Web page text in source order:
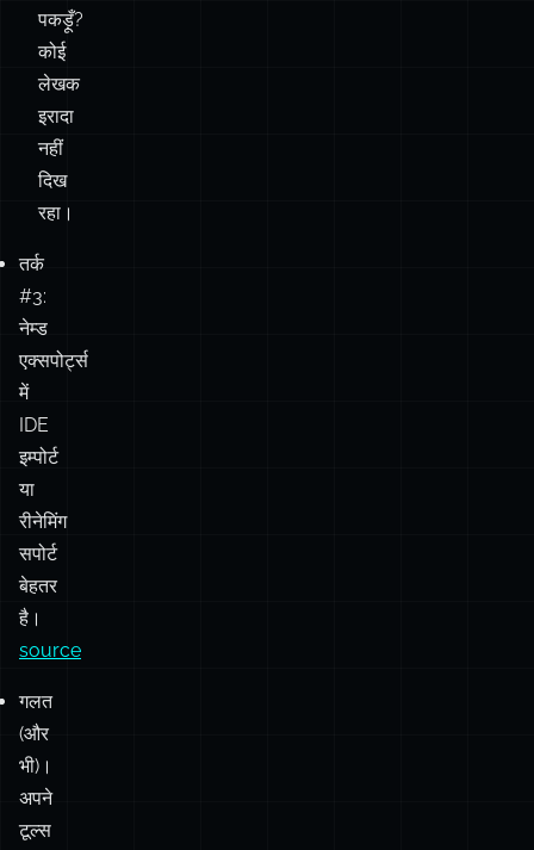
पकड़ूँ?
कोई
लेखक
इरादा
नहीं
दिख
रहा।
तर्क
#3:
नेम्ड
एक्सपोर्ट्स
में
IDE
इम्पोर्ट
या
रीनेमिंग
सपोर्ट
बेहतर
है।
source
गलत
(और
भी)।
अपने
टूल्स
✅